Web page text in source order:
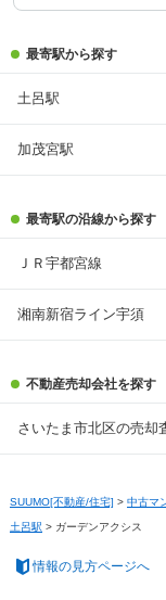
最寄駅から探す
土呂駅
加茂宮駅
最寄駅の沿線から探す
ＪＲ宇都宮線
湘南新宿ライン宇須
不動産売却会社を探す
さいたま市北区の売却
SUUMO[不動産/住宅] > 中古マ
土呂駅 > ガーデンアクシス
情報の見方ページへ